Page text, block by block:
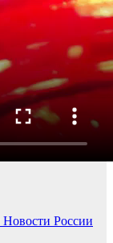
Новости России